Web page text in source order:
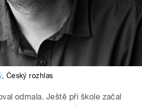
, Český rozhlas
odmala. Ještě při škole začal